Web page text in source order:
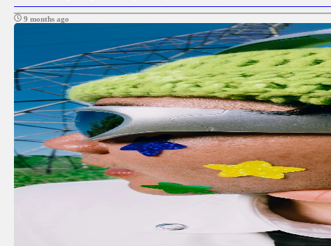
9 months ago